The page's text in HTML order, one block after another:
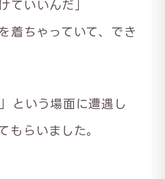
ていいんだ」
着ちゃっていて、でき
という場面に遭遇し
もらいました。